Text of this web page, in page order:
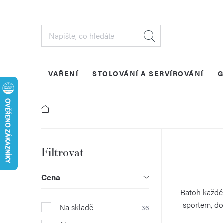
VAŘENÍ STOLOVÁNÍ A SERVÍROVÁNÍ
P
o
s
t
Cena
Na skladě 36
Batoh
sportem,